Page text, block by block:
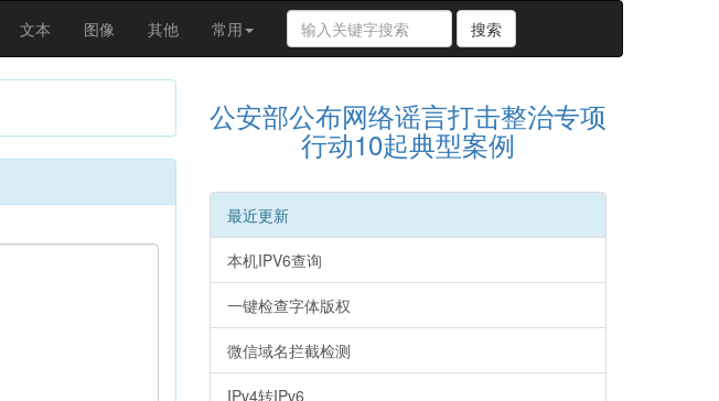
文本 图像 其他 常用
搜
索
关
字
搜索
公安部公布网络谣言打击整治专项
行动10起典型案例
最近更新
本机IPV6查询
一键检查字体版权
微信域名拦截检测
IPv4转IPv6